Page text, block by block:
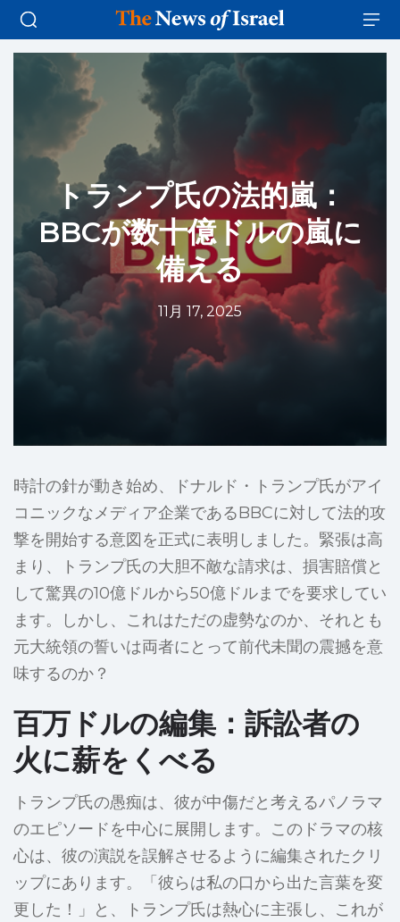
トランプ氏の法的嵐：
BBCが数十億ドルの嵐に
備える
11月 17, 2025
時計の針が動き始め、ドナルド・トランプ氏がアイ
コニックなメディア企業であるBBCに対して法的攻
撃を開始する意図を正式に表明しました。緊張は高
まり、トランプ氏の大胆不敵な請求は、損害賠償と
して驚異の10億ドルから50億ドルまでを要求してい
ます。しかし、これはただの虚勢なのか、それとも
元大統領の誓いは両者にとって前代未聞の震撼を意
味するのか？
百万ドルの編集：訴訟者の
火に薪をくべる
トランプ氏の愚痴は、彼が中傷だと考えるパノラマ
のエピソードを中心に展開します。このドラマの核
心は、彼の演説を誤解させるように編集されたクリ
ップにあります。「彼らは私の口から出た言葉を変
更した！」と、トランプ氏は熱心に主張し、これが